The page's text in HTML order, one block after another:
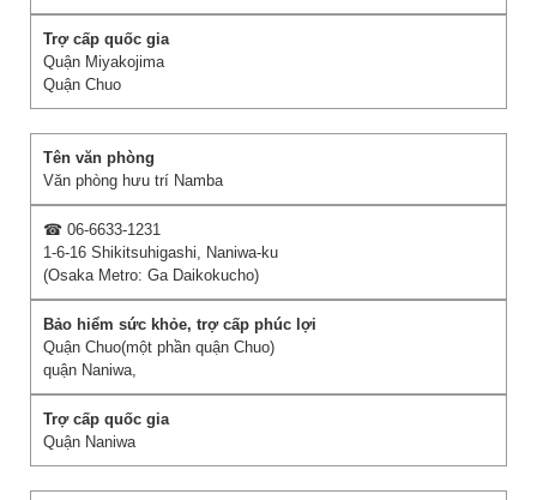
Quận Miyakojima
Quận Chuo
Văn phòng hưu trí Namba
☎ 06-6633-1231
1-6-16 Shikitsuhigashi, Naniwa-ku
(Osaka Metro: Ga Daikokucho)
Quận Chuo(một phần quận Chuo)
quận Naniwa,
Quận Naniwa